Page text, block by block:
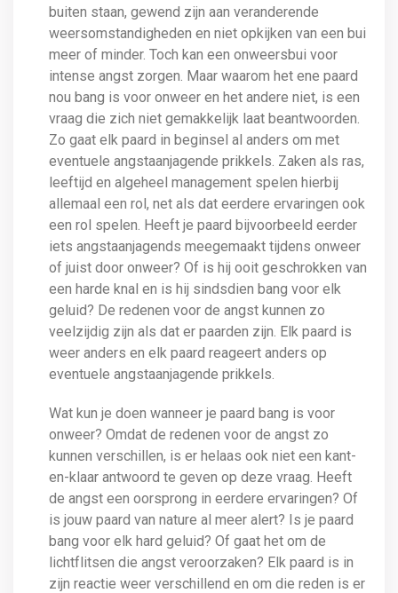
buiten staan, gewend zijn aan veranderende
weersomstandigheden en niet opkijken van een bui
meer of minder. Toch kan een onweersbui voor
intense angst zorgen. Maar waarom het ene paard
nou bang is voor onweer en het andere niet, is een
vraag die zich niet gemakkelijk laat beantwoorden.
Zo gaat elk paard in beginsel al anders om met
eventuele angstaanjagende prikkels. Zaken als ras,
leeftijd en algeheel management spelen hierbij
allemaal een rol, net als dat eerdere ervaringen ook
een rol spelen. Heeft je paard bijvoorbeeld eerder
iets angstaanjagends meegemaakt tijdens onweer
of juist door onweer? Of is hij ooit geschrokken van
een harde knal en is hij sindsdien bang voor elk
geluid? De redenen voor de angst kunnen zo
veelzijdig zijn als dat er paarden zijn. Elk paard is
weer anders en elk paard reageert anders op
eventuele angstaanjagende prikkels.
Wat kun je doen wanneer je paard bang is voor
onweer? Omdat de redenen voor de angst zo
kunnen verschillen, is er helaas ook niet een kant-
en-klaar antwoord te geven op deze vraag. Heeft
de angst een oorsprong in eerdere ervaringen? Of
is jouw paard van nature al meer alert? Is je paard
bang voor elk hard geluid? Of gaat het om de
lichtflitsen die angst veroorzaken? Elk paard is in
zijn reactie weer verschillend en om die reden is er